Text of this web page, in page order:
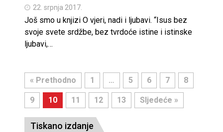
22. srpnja 2017.
Još smo u knjizi O vjeri, nadi i ljubavi. “Isus bez
svoje svete srdžbe, bez tvrdoće istine i istinske
ljubavi,…
« Prethodno 1 … 5 6 7 8
9 10 11 12 13 Sljedeće »
Tiskano izdanje